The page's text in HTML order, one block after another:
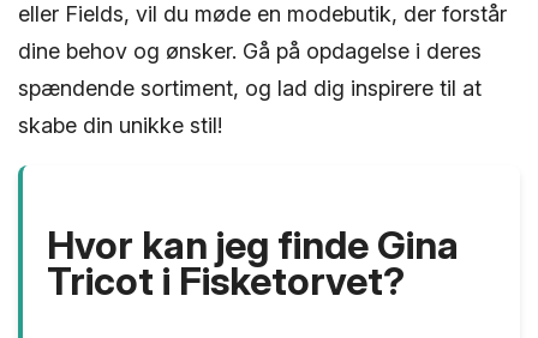
eller Fields, vil du møde en modebutik, der forstår
dine behov og ønsker. Gå på opdagelse i deres
spændende sortiment, og lad dig inspirere til at
skabe din unikke stil!
Hvor kan jeg finde Gina
Tricot i Fisketorvet?